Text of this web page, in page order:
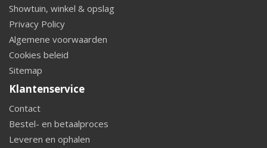
Showtuin, winkel & opslag
Privacy Policy
Algemene voorwaarden
Cookies beleid
Sitemap
Klantenservice
Contact
Bestel- en betaalproces
Leveren en ophalen